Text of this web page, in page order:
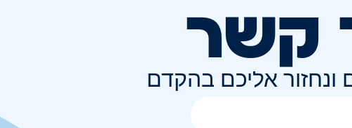
קשר
ונחזור אליכם בהקדם